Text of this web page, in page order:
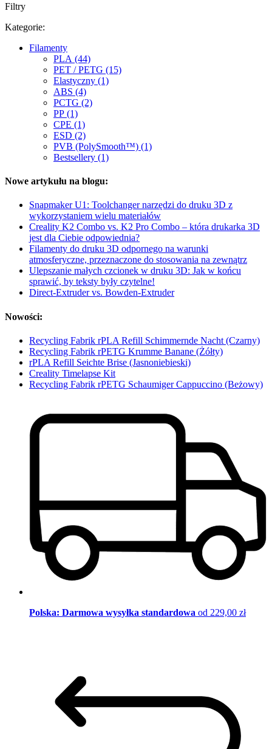
Filtry
Kategorie:
Filamenty
PLA (44)
PET / PETG (15)
Elastyczny (1)
ABS (4)
PCTG (2)
PP (1)
CPE (1)
ESD (2)
PVB (PolySmooth™) (1)
Bestsellery (1)
Nowe artykułu na blogu:
Snapmaker U1: Toolchanger narzędzi do druku 3D z
wykorzystaniem wielu materiałów
Creality K2 Combo vs. K2 Pro Combo – która drukarka 3D
jest dla Ciebie odpowiednia?
Filamenty do druku 3D odpornego na warunki
atmosferyczne, przeznaczone do stosowania na zewnątrz
Ulepszanie małych czcionek w druku 3D: Jak w końcu
sprawić, by teksty były czytelne!
Direct-Extruder vs. Bowden-Extruder
Nowości:
Recycling Fabrik rPLA Refill Schimmernde Nacht (Czarny)
Recycling Fabrik rPETG Krumme Banane (Żółty)
rPLA Refill Seichte Brise (Jasnoniebieski)
Creality Timelapse Kit
Recycling Fabrik rPETG Schaumiger Cappuccino (Beżowy)
Polska: Darmowa wysyłka standardowa od 229,00 zł